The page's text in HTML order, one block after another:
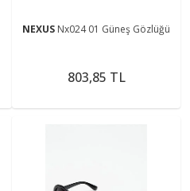
NEXUS Nx024 01 Güneş Gözlüğü
803,85 TL